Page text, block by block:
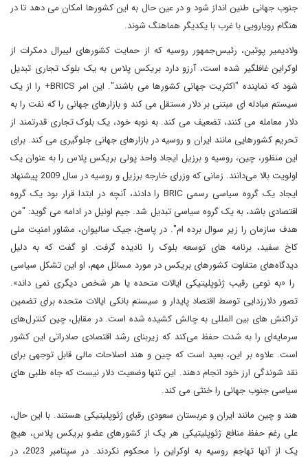
جنوب جهانی طنین انداز شود و در عین حال به این کشورها امکان می دهد تا در
هنگام رویارویی با غرب با یکدیگر هماهنگ شوند.
ولادیمیر پوتین، رئیس‌جمهور روسیه که از حمایت کشورهای لیبرال دمکرات از
اوکراین غافلگیر شده است، آرزو دارد بریکس پلاس به یک بلوک تجاری تبدیل
شود که نماینده "اکثریت جهانی کشورها می باشند". این امر BRICS+ را از یک
سیستم مبادله ای مبتنی بر دلار مستقل می کند و بازارهای جهانی را که نفت را به
دلار معامله می کنند، تضعیف می کند. به نوبه خود، یک بلوک تجاری قدرتمند از
تحریم کشورهایی مانند ایران و روسیه در بازارهای جهانی جلوگیری می کند. برای
این منظور، چین، روسیه و برزیل ایجاد واحد پولی بریکس پلاس را به عنوان یک
اولویت بالا می‌دانند. زمانی که وزرای خارجه برزیل و روسیه در سال 2009 پیشنهاد
ایجاد یک گروه سیاسی رسمی BRIC را دادند، آنچه در ابتدا قرار بود یک گروه
اقتصادی باشد، به یک گروه سیاسی تبدیل شد. جیم اونیل در ادامه می گوید: "من
هدف سازمان را زیر سوال برده ام". در پاسخ، جیک سالیوان، مشاور امنیت ملی
کاخ سفید، برنامه های توسعه بلوک را نادیده گرفت. او گفت که به دلیل
دیدگاه‌های متفاوت کشورهای بریکس در مورد مسائل مهم، او این تشکل سیاسی
را «به نوعی رقیب ژئوپلیتیکی ایالات متحده یا هر شخص دیگری نمی داند».
تصور دلارزدایی توسط اقتصاد پایدار و سیستم بانکی ایالات متحده برای تضمین
تراکنش های بین المللی به چالش کشیده شده است. در مقابل، چین کنترل‌های
سرمایه‌ای را به شدت حفظ می‌کند که زیربنای رشد اقتصادی صادراتی این کشور
است. علاوه بر این، بعید است که چین و هند اصلاحات مالی قابل توجهی برای
نقد شوندگی ارز خود انجام دهند. این تنها وضعیت دلار نیست که جاه طلبی های
سیاسی جنوب جهانی را خنثی می کند.
هند و چین مانند ایران و عربستان سعودی رقبای ژئوپلیتیکی هستند. با این حال،
علی رغم حفظ منافع ژئوپلیتیکی هر یک از کشورهای عضو بریکس پلاس، هیچ
یک از آنها تهاجم روسیه به اوکراین را محکوم نکردند. در سپتامبر 2023، در